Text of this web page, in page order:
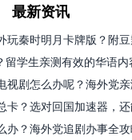
最新资讯
留学生亲测有效的华语